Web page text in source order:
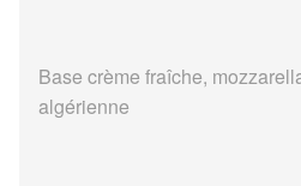
Base crème fraîche,
algérienne